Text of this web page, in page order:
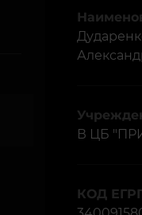
В ЦБ
КОД